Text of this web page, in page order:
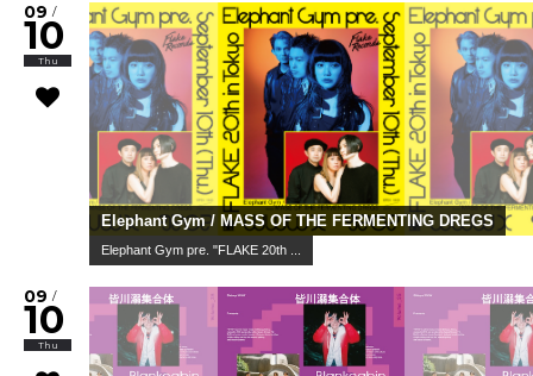
09 /
10
Thu
Elephant Gym / MASS OF THE FERMENTING DREGS
Elephant Gym pre. "FLAKE 20th ...
09 /
10
Thu